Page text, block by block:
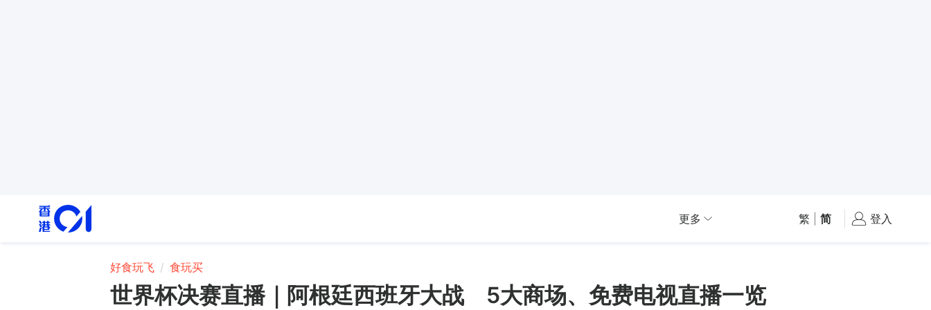
更多 繁 简 登入
好食玩飞 食玩买
世界杯决赛直播｜阿根廷西班牙大战 5大商场、免费电视直播一览